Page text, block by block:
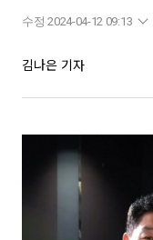
수정 2024-04-12 09:13
김나은 기자